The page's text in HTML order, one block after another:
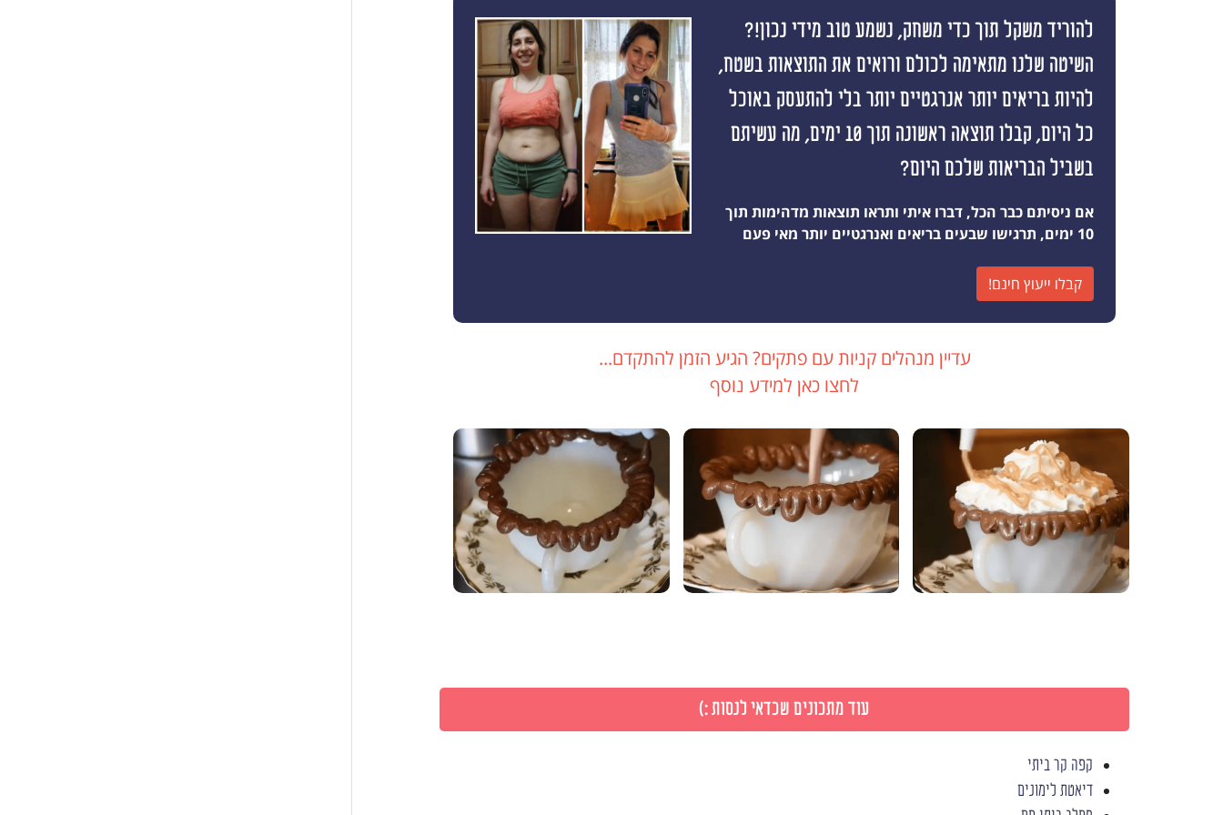
להוריד משקל תוך כדי משחק, נשמע טוב מידי נכון!?
השיטה שלנו מתאימה לכולם ורואים את התוצאות בשטח,
להיות בריאים יותר אנרגטיים יותר בלי להתעסק באוכל
כל היום, קבלו תוצאה ראשונה תוך 10 ימים, מה עשיתם
בשביל הבריאות שלכם היום?
אם ניסיתם כבר הכל, דברו איתי ותראו תוצאות מדהימות תוך
10 ימים, תרגישו שבעים בריאים ואנרגטיים יותר מאי פעם
קבלו ייעוץ חינם!
עדיין מנהלים קניות עם פתקים? הגיע הזמן להתקדם...
לחצו כאן למידע נוסף
עוד מתכונים שכדאי לנסות :)
קפה קר ביתי
דיאטת לימונים